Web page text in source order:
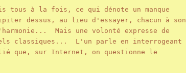
tous à la fois, ce qui dénote un manque
dessus, au lieu d'essayer, chacun à son
Mais une volonté expresse de
classiques... L'un parle en interrogeant
que, sur Internet, on questionne le